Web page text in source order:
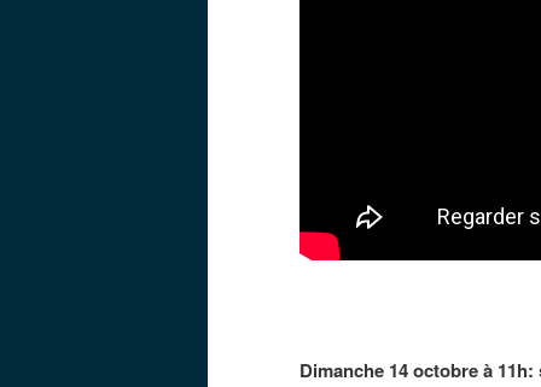
Dimanche 14 octobre à